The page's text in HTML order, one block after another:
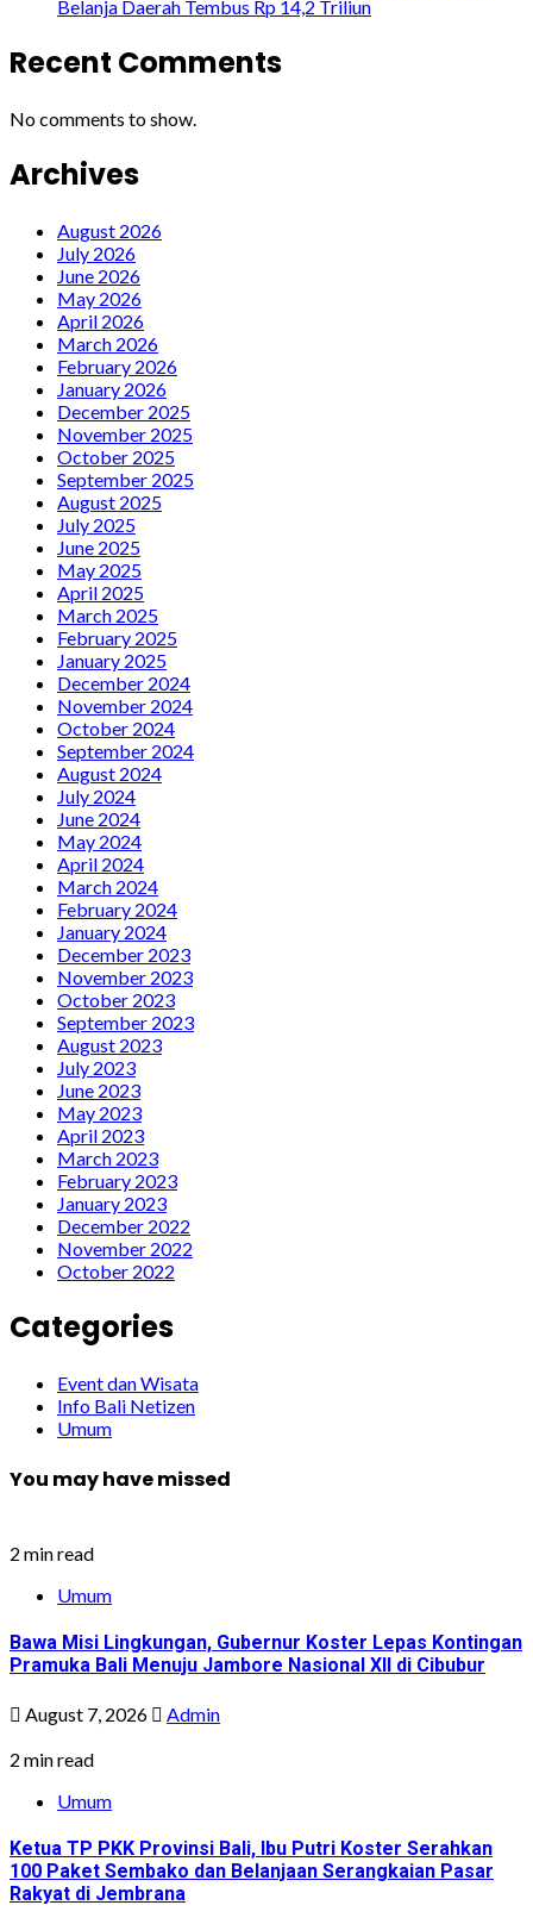
Belanja Daerah Tembus Rp 14,2 Triliun
Recent Comments
No comments to show.
Archives
August 2026
July 2026
June 2026
May 2026
April 2026
March 2026
February 2026
January 2026
December 2025
November 2025
October 2025
September 2025
August 2025
July 2025
June 2025
May 2025
April 2025
March 2025
February 2025
January 2025
December 2024
November 2024
October 2024
September 2024
August 2024
July 2024
June 2024
May 2024
April 2024
March 2024
February 2024
January 2024
December 2023
November 2023
October 2023
September 2023
August 2023
July 2023
June 2023
May 2023
April 2023
March 2023
February 2023
January 2023
December 2022
November 2022
October 2022
Categories
Event dan Wisata
Info Bali Netizen
Umum
You may have missed
2 min read
Umum
Bawa Misi Lingkungan, Gubernur Koster Lepas Kontingan
Pramuka Bali Menuju Jambore Nasional XII di Cibubur
August 7, 2026
Admin
2 min read
Umum
Ketua TP PKK Provinsi Bali, Ibu Putri Koster Serahkan
100 Paket Sembako dan Belanjaan Serangkaian Pasar
Rakyat di Jembrana